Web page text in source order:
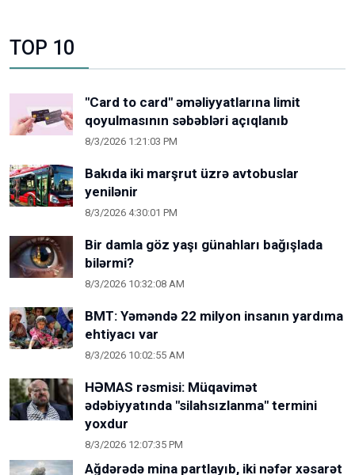
TOP 10
"Card to card" əməliyyatlarına limit
qoyulmasının səbəbləri açıqlanıb
8/3/2026 1:21:03 PM
Bakıda iki marşrut üzrə avtobuslar
yenilənir
8/3/2026 4:30:01 PM
Bir damla göz yaşı günahları bağışlada
bilərmi?
8/3/2026 10:32:08 AM
BMT: Yəməndə 22 milyon insanın yardıma
ehtiyacı var
8/3/2026 10:02:55 AM
HƏMAS rəsmisi: Müqavimət
ədəbiyyatında "silahsızlanma" termini
yoxdur
8/3/2026 12:07:35 PM
Ağdərədə mina partlayıb, iki nəfər xəsarət